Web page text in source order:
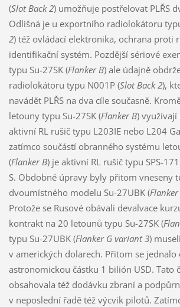
(Slot Back 2) umožňuje postřelovat PLŘS
Odlišná je u exportního radiolokátoru
2) též ovládací elektronika, ochrana proti
identifikační systém. Pozdější sériové
typu Su-27SK (Flanker B) ale údajně
radiolokátoru typu N001P (Slot Back 2),
navádět PLŘS na dva cíle současně.
letouny typu Su-27SK (Flanker B)
aktivní RL rušič typu L203IE nebo L204
zatímco součástí obranného systému
(Flanker B) je aktivní RL rušič typu SPS-
S. Obdobné úpravy byly přitom vneseny
dvoumístného modelu Su-27UBK (
Protože se Rusové obávali devalvace
kontrakt na 20 letounů typu Su-27SK (
typu Su-27UBK (Flanker G variant 3)
v amerických dolarech. Přitom se jednalo
astronomickou částku 1 bilión USD. Tato
obsahovala též dodávku zbraní a
v neposlední řadě též výcvik pilotů.